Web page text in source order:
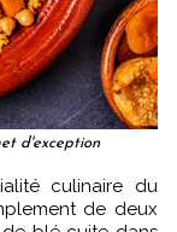
d'exception
de deux